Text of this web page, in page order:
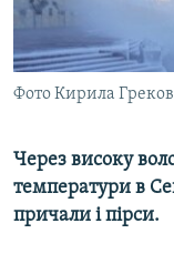
ВІДЕОУРОКИ
СВІДЧЕННЯ ОКУПАЦІЇ
УКРАЇНСЬКА
Русский
Qırımtatar
Фото Кирила
Через високу
температури в
причали і пірси.